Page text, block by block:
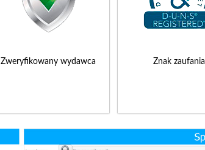
Zweryfikowany wydawca Znak zaufania